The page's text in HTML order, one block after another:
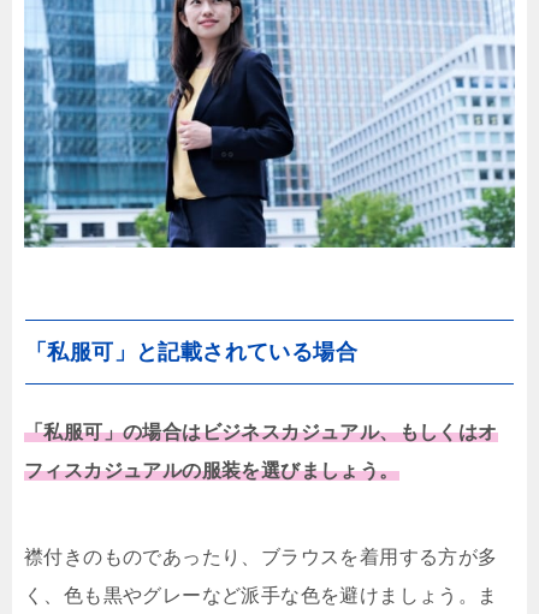
「私服可」と記載されている場合
「私服可」の場合はビジネスカジュアル、もしくはオ
フィスカジュアルの服装を選びましょう。
襟付きのものであったり、ブラウスを着用する方が多
く、色も黒やグレーなど派手な色を避けましょう。ま